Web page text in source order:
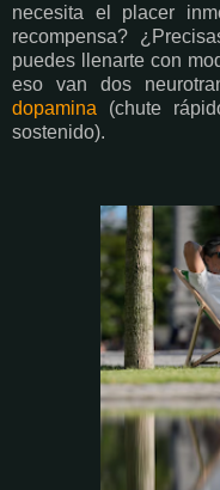
necesita el placer
recompensa?
puedes llenarte con
eso van dos
dopamina (chute
sostenido).